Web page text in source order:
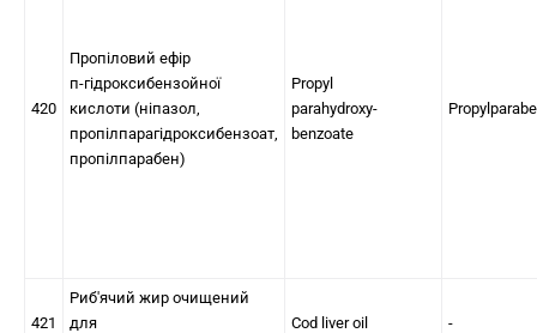
420
Пропіловий ефір
п-гідроксибензойної
кислоти (ніпазол,
пропілпарагідроксибензоат,
пропілпарабен)
Propyl
parahydroxy-
benzoate
421
Риб'ячий жир очищений
для
Cod liver oil -